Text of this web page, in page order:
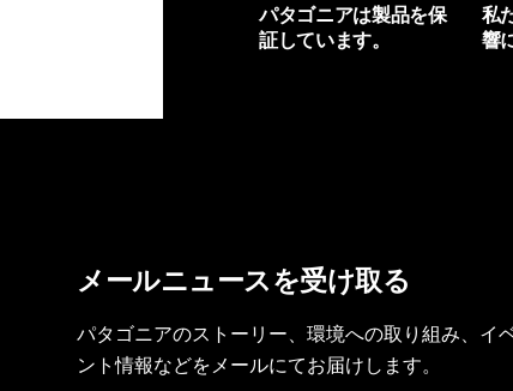
パタゴニアは製品を保
証しています。
私
響
メールニュースを受け取る
パタゴニアのストーリー、環境への取り組み、イ
ント情報などをメールにてお届けします。